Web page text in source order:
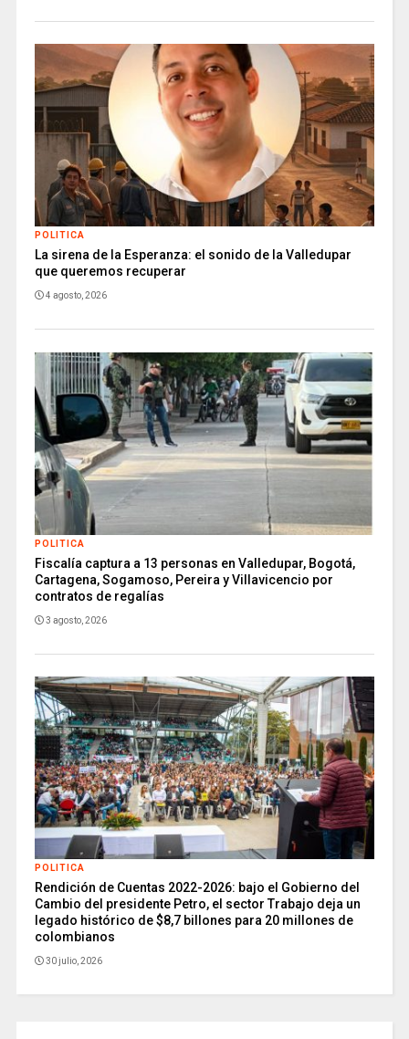
POLITICA
La sirena de la Esperanza: el sonido de la Valledupar
que queremos recuperar
4 agosto, 2026
POLITICA
Fiscalía captura a 13 personas en Valledupar, Bogotá,
Cartagena, Sogamoso, Pereira y Villavicencio por
contratos de regalías
3 agosto, 2026
POLITICA
Rendición de Cuentas 2022-2026: bajo el Gobierno del
Cambio del presidente Petro, el sector Trabajo deja un
legado histórico de $8,7 billones para 20 millones de
colombianos
30 julio, 2026